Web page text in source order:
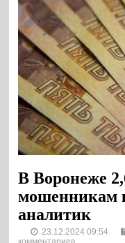
В Воронеже
мошенникам
аналитик
23.12.2024 09:54